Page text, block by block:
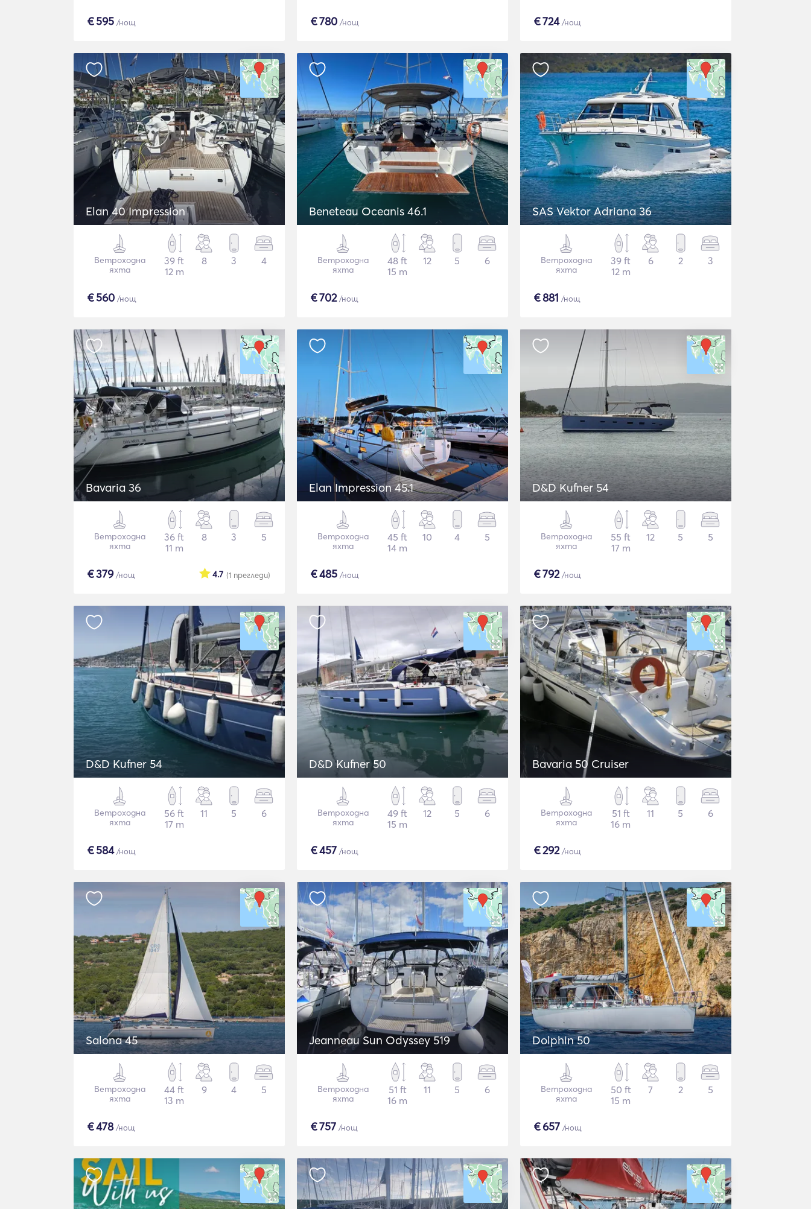
€595 /нощ €780 /нощ €724/нощ
Elan 40 Impression
Ветроходна
яхта
39 ft
12 m
8 3 4
€560 /нощ
Beneteau Oceanis 46.1
Ветроходна
яхта
48 ft
15 m
12 5 6
€702/нощ
SAS Vektor Adriana 36
Ветроходна
яхта
39 ft
12 m
6 2 3
€881 /нощ
Bavaria 36
Ветроходна
яхта
36 ft
11 m
8 3 5
€379/нощ (1 прегледи)
4.7
Elan Impression 45.1
Ветроходна
яхта
45 ft
14 m
10 4 5
€485 /нощ
D&D Kufner 54
Ветроходна
яхта
55 ft
17 m
12 5 5
€792/нощ
D&D Kufner 54
Ветроходна
яхта
56 ft
17 m
11 5 6
€584/нощ
D&D Kufner 50
Ветроходна
яхта
49 ft
15 m
12 5 6
€457 /нощ
Bavaria 50 Cruiser
Ветроходна
яхта
51 ft
16 m
11 5 6
€292/нощ
Salona 45
Ветроходна
яхта
44 ft
13 m
9 4 5
€478/нощ
Jeanneau Sun Odyssey 519
Ветроходна
яхта
51 ft
16 m
11 5 6
€757 /нощ
Dolphin 50
Ветроходна
яхта
50 ft
15 m
7 2 5
€657 /нощ